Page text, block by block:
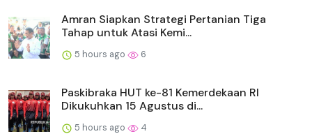
Amran Siapkan Strategi Pertanian Tiga
Tahap untuk Atasi Kemi...
5 hours ago 6
Paskibraka HUT ke-81 Kemerdekaan RI
Dikukuhkan 15 Agustus di...
5 hours ago 4